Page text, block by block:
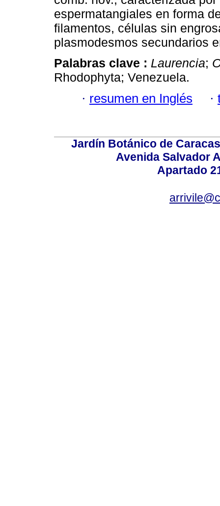
espermatangiales en forma
filamentos, células sin
plasmodesmos secundarios
Palabras clave : Laurencia;
Rhodophyta; Venezuela.
· resumen en Inglés ·
Jardín Botánico de
Avenida Salvador
Apartado